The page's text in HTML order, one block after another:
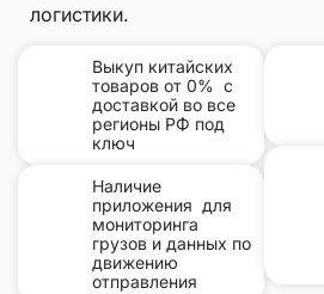
логистики.
Выкуп китайских
товаров от 0% с
доставкой во все
регионы РФ под
ключ
Наличие
приложения для
мониторинга
грузов и данных по
движению
отправления